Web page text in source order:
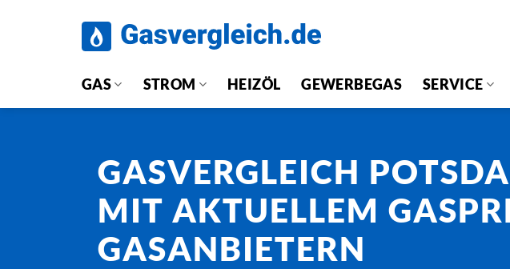
GAS STROM HEIZÖL GEWERBEGAS SERVICE
GASVERGLEICH
MIT AKTUELLEM
GASANBIETERN